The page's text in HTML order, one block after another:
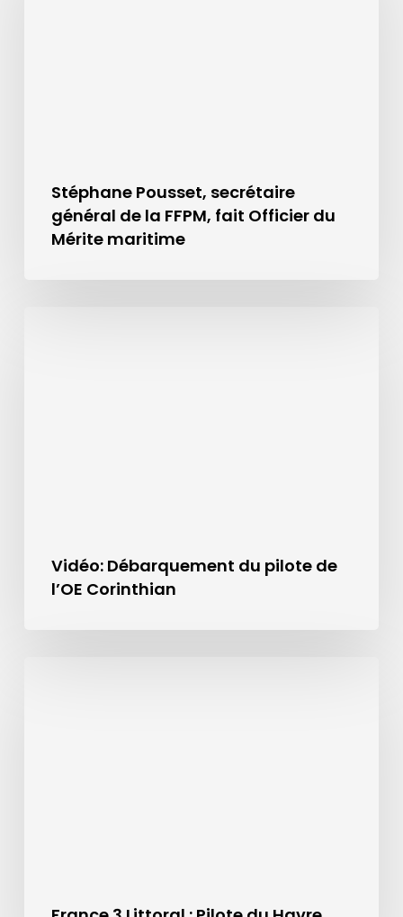
Stéphane Pousset, secrétaire
général de la FFPM, fait Officier du
Mérite maritime
Vidéo: Débarquement du pilote de
l’OE Corinthian